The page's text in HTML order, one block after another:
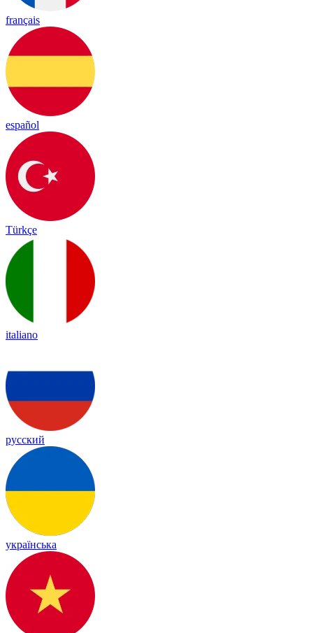
français
español
Türkçe
italiano
русский
українська